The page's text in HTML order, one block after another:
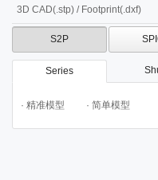
3D CAD(.stp) / Footprint(.dxf)
S2P
Series
· 精准模型 · 简单模型